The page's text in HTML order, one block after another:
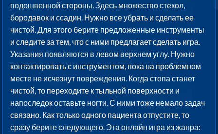
подошвенной стороны. Здесь множество стекол,
бородавок и ссадин. Нужно все убрать и сделать ее
чистой. Для этого берите предложенные инструменты
и следите за тем, что с ними предлагает сделать игра.
Указания появляются в левом верхнем углу. Нужно
контактировать с инструментом, пока на проблемном
месте не исчезнут повреждения. Когда стопа станет
чистой, то переходите к тыльной поверхности и
напоследок оставьте ногти. С ними тоже немало задач
связано. Как только одного пациента отпустите, то
сразу берите следующего. Эта онлайн игра из жанра: